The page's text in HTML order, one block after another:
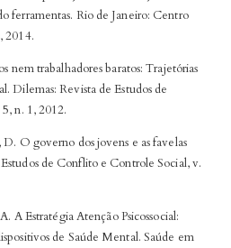
ferramentas. Rio de Janeiro: Centro
2014.
trabalhadores baratos: Trajetórias
Dilemas: Revista de Estudos de
n. 1, 2012.
O governo dos jovens e as favelas
de Conflito e Controle Social, v.
Estratégia Atenção Psicossocial:
de Saúde Mental. Saúde em